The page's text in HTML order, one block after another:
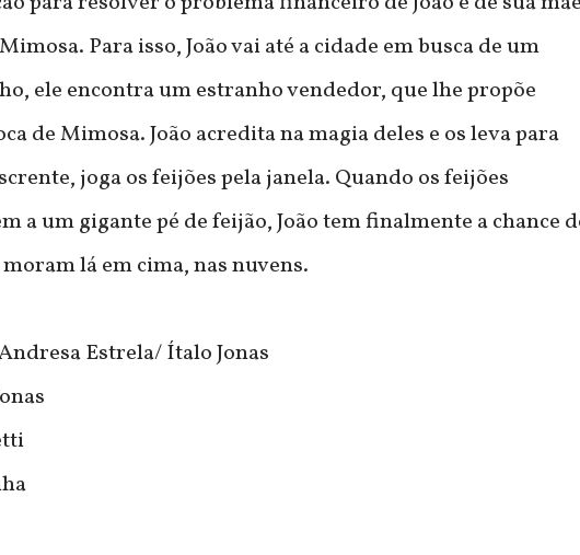
Para isso, João vai até a cidade em busca de um
ele encontra um estranho vendedor, que lhe propõe
de Mimosa. João acredita na magia deles e os leva para
joga os feijões pela janela. Quando os feijões
a um gigante pé de feijão, João tem finalmente a chance
lá em cima, nas nuvens.
Estrela/ Ítalo Jonas